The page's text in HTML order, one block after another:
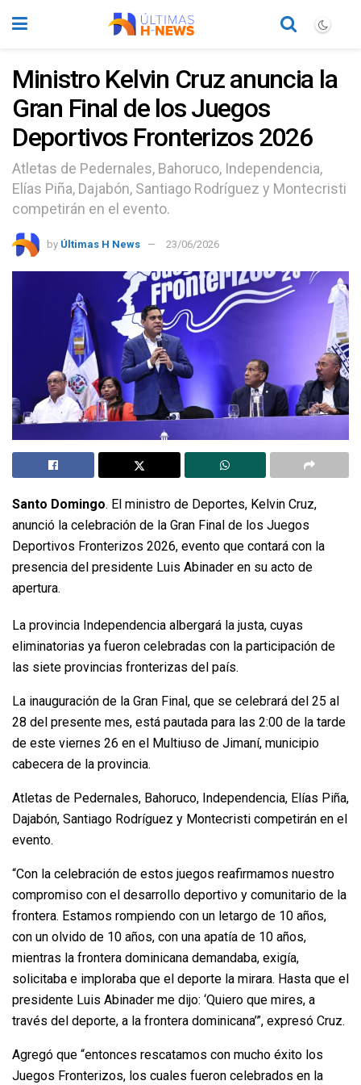
Ministro Kelvin Cruz anuncia la
Gran Final de los Juegos
Deportivos Fronterizos 2026
Atletas de Pedernales, Bahoruco, Independencia,
Elías Piña, Dajabón, Santiago Rodríguez y Montecristi
competirán en el evento.
by Últimas H News 23/06/2026
Santo Domingo. El ministro de Deportes, Kelvin Cruz,
anunció la celebración de la Gran Final de los Juegos
Deportivos Fronterizos 2026, evento que contará con la
presencia del presidente Luis Abinader en su acto de
apertura.
La provincia Independencia albergará la justa, cuyas
eliminatorias ya fueron celebradas con la participación de
las siete provincias fronterizas del país.
La inauguración de la Gran Final, que se celebrará del 25 al
28 del presente mes, está pautada para las 2:00 de la tarde
de este viernes 26 en el Multiuso de Jimaní, municipio
cabecera de la provincia.
Atletas de Pedernales, Bahoruco, Independencia, Elías Piña,
Dajabón, Santiago Rodríguez y Montecristi competirán en el
evento.
“Con la celebración de estos juegos reafirmamos nuestro
compromiso con el desarrollo deportivo y comunitario de la
frontera. Estamos rompiendo con un letargo de 10 años,
con un olvido de 10 años, con una apatía de 10 años,
mientras la frontera dominicana demandaba, exigía,
solicitaba e imploraba que el deporte la mirara. Hasta que el
presidente Luis Abinader me dijo: ‘Quiero que mires, a
través del deporte, a la frontera dominicana’”, expresó Cruz.
Agregó que “entonces rescatamos con mucho éxito los
Juegos Fronterizos, los cuales fueron celebrados en la